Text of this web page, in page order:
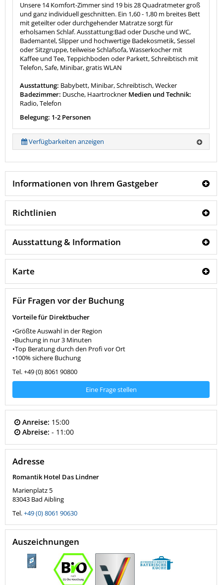
Unsere 14 Komfort-Zimmer sind 19 bis 28 Quadratmeter groß
und ganz individuell geschnitten. Ein 1,60 - 1,80 m breites Bett
mit geteilter oder durchgehender Matratze sorgt für
erholsamen Schlaf. Ausstattung:Bad oder Dusche und WC,
Bademantel, Slipper und hochwertige Badekosmetik, Sessel
oder Sitzgruppe, teilweise Schlafsofa, Wasserkocher mit
Kaffee und Tee, Teppichboden oder Parkett, Schreibtisch mit
Telefon, Safe, Minibar, gratis WLAN
Ausstattung: Babybett, Minibar, Schreibtisch, Wecker
Badezimmer: Dusche, Haartrockner Medien und Technik:
Radio, Telefon
Belegung: 1-2 Personen
Verfügbarkeiten anzeigen
Informationen von Ihrem Gastgeber
Richtlinien
Ausstattung & Information
Karte
Für Fragen vor der Buchung
Vorteile für Direktbucher
•Größte Auswahl in der Region
•Buchung in nur 3 Minuten
•Top Beratung durch den Profi vor Ort
•100% sichere Buchung
Tel. +49 (0) 8061 90800
Eine Frage stellen
Anreise: 15:00
Abreise: - 11:00
Adresse
Romantik Hotel Das Lindner
Marienplatz 5
83043 Bad Aibling
Tel.+49 (0) 8061 90630
Auszeichnungen